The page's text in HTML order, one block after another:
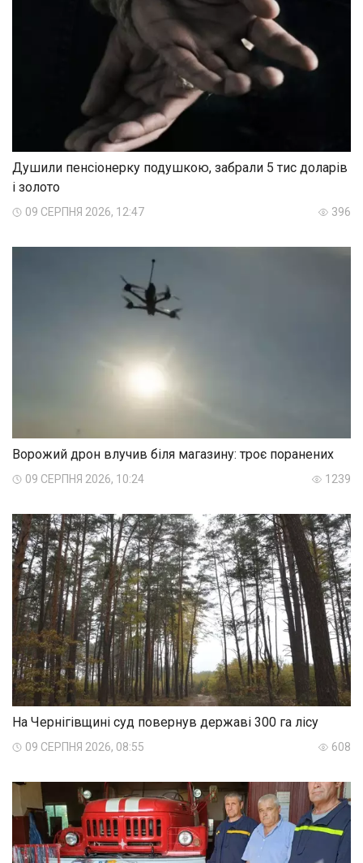
Душили пенсіонерку подушкою, забрали 5 тис доларів
і золото
09 СЕРПНЯ 2026, 12:47 396
Ворожий дрон влучив біля магазину: троє поранених
09 СЕРПНЯ 2026, 10:24 1239
На Чернігівщині суд повернув державі 300 га лісу
09 СЕРПНЯ 2026, 08:55 608